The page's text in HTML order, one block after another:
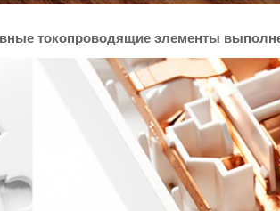
токопроводящие элементы